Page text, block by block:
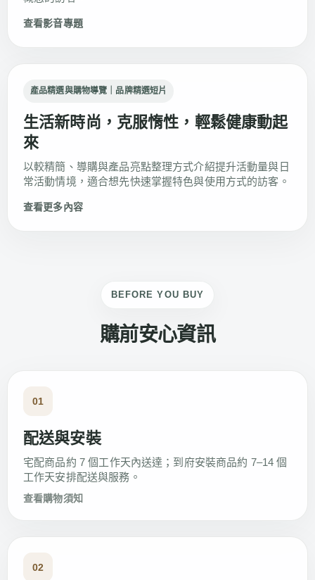
查看影音專題
產品精選與購物導覽｜品牌精選短片
生活新時尚，克服惰性，輕鬆健康動起
來
以較精簡、導購與產品亮點整理方式介紹提升活動量與日
常活動情境，適合想先快速掌握特色與使用方式的訪客。
查看更多內容
BEFORE YOU BUY
購前安心資訊
01
配送與安裝
宅配商品約 7 個工作天內送達；到府安裝商品約 7–14 個
工作天安排配送與服務。
查看購物須知
02